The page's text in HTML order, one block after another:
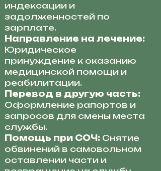
индексации и
задолженностей по
зарплате.
Направление на лечение:
Юридическое
принуждение к оказанию
медицинской помощи и
реабилитации.
Перевод в другую часть:
Оформление рапортов и
запросов для смены места
службы.
Помощь при СОЧ: Снятие
обвинений в самовольном
оставлении части и